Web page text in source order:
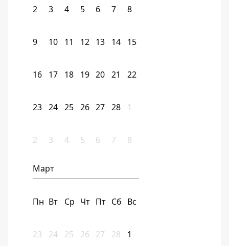
2 3 4 5 6 7 8
9 10 11 12 13 14 15
16 17 18 19 20 21 22
23 24 25 26 27 28 1
2 3 4 5 6 7 8
Март
Пн Вт Ср Чт Пт Сб Вс
23 24 25 26 27 28 1